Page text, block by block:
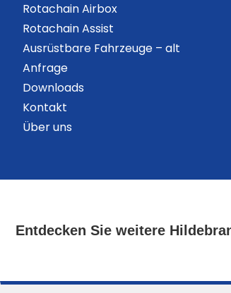
Rotachain Airbox
Rotachain Assist
Ausrüstbare Fahrzeuge – alt
Anfrage
Downloads
Kontakt
Über uns
Entdecken Sie weitere